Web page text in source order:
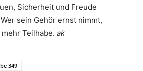
Sicherheit und Freude
sein Gehör ernst nimmt,
Teilhabe. ak
349